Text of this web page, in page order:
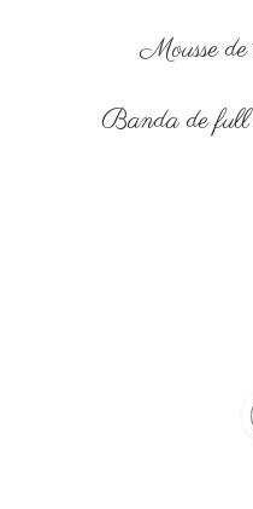
Mousse
Banda de full